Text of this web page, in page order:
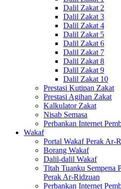
Dalil Zakat 2
Dalil Zakat 3
Dalil Zakat 4
Dalil Zakat 5
Dalil Zakat 6
Dalil Zakat 7
Dalil Zakat 8
Dalil Zakat 9
Dalil Zakat 10
Prestasi Kutipan Zakat
Prestasi Agihan Zakat
Kalkulator Zakat
Nisab Semasa
Perbankan Internet
Wakaf
Portal Wakaf Perak Ar-
Borang Wakaf
Dalil-dalil Wakaf
Titah Tuanku Sempena
Perak Ar-Ridzuan
Perbankan Internet